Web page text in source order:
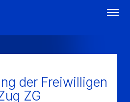
der Freiwilligen
ZG